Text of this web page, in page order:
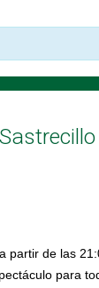
partir de las
para